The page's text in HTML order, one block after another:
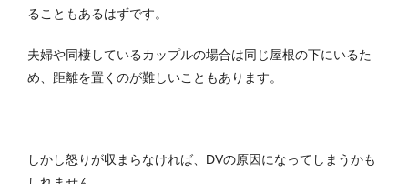
ることもあるはずです。
夫婦や同棲しているカップルの場合は同じ屋根の下にいるた
め、距離を置くのが難しいこともあります。
しかし怒りが収まらなければ、DVの原因になってしまうかも